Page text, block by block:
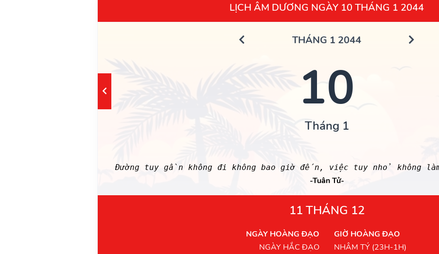
LỊCH ÂM DƯƠNG NGÀY 10 THÁNG 1 2044
THÁNG 1 2044
10
Tháng 1
Đường tuy gần không đi không bao giờ đến, việc tuy nhỏ không
-Tuân Tử-
11 THÁNG 12
NGÀY HOÀNG ĐẠO
NGÀY HẮC ĐẠO
GIỜ HOÀNG ĐẠO
NHÂM TÝ (23H-1H)